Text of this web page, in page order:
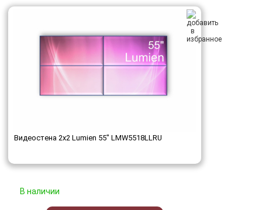
Видеостена 2x2 Lumien 55" LMW5518LLRU
В наличии